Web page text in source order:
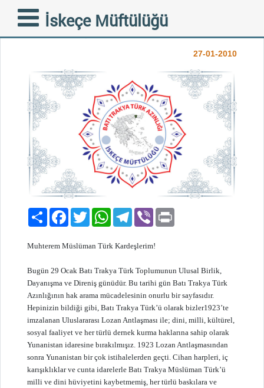
İskeçe Müftülüğü
HUTBE - 29 OCAK
DİRENİŞ GÜNÜ
27-01-2010
PaylaşFacebook
TwitterWhatsAppTelegram
Viber
Muhterem Müslüman Türk Kardeşlerim!
Bugün 29 Ocak Batı Trakya Türk Toplumunun Ulusal Birlik,
Dayanışma ve Direniş günüdür. Bu tarihi gün Batı Trakya Türk
Azınlığının hak arama mücadelesinin onurlu bir sayfasıdır.
Hepinizin bildiği gibi, Batı Trakya Türk’ü olarak bizler1923’te
imzalanan Uluslararası Lozan Antlaşması ile; dini, milli, kültürel,
sosyal faaliyet ve her türlü dernek kurma haklarına sahip olarak
Yunanistan idaresine bırakılmışız. 1923 Lozan Antlaşmasından
sonra Yunanistan bir çok istihalelerden geçti. Cihan harpleri, iç
karışıklıklar ve cunta idarelerle Batı Trakya Müslüman Türk’ü
milli ve dini hüviyetini kaybetmemiş, her türlü baskılara ve